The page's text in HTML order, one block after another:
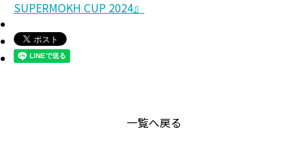
SUPERMOKH CUP 2024』
一覧へ戻る